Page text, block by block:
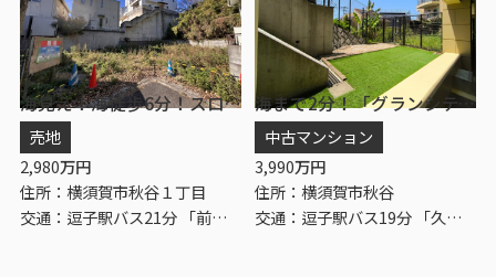
海見え！海徒歩6分！スローライフ マリンライフ
売地
2,980万円
住所：横須賀市秋谷１丁目
交通：逗子駅バス21分 「前田橋」 停歩5分
海まで2分！「グランシティユーロリゾート葉山南」2階
中古マンション
3,990万円
住所：横須賀市秋谷
交通：逗子駅バス19分 「久留和海岸」 停歩1分